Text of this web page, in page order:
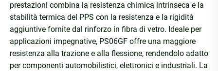
prestazioni combina la resistenza chimica intrinseca e la
stabilità termica del PPS con la resistenza e la rigidità
aggiuntive fornite dal rinforzo in fibra di vetro. Ideale per
applicazioni impegnative, PS06GF offre una maggiore
resistenza alla trazione e alla flessione, rendendolo adatto
per componenti automobilistici, elettronici e industriali. La